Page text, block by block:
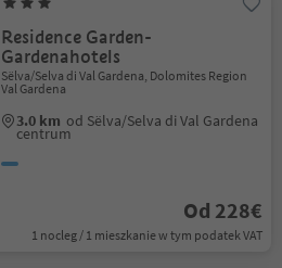
Residence Garden-
Gardenahotels
Sëlva/Selva di Val Gardena, Dolomites Region
Val Gardena
3.0 km od Sëlva/Selva di Val Gardena
centrum
Od 228€
1 nocleg / 1 mieszkanie w tym podatek VAT